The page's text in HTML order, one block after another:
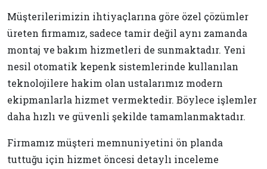
Müşterilerimizin ihtiyaçlarına göre özel çözümler
üreten firmamız, sadece tamir değil aynı zamanda
montaj ve bakım hizmetleri de sunmaktadır. Yeni
nesil otomatik kepenk sistemlerinde kullanılan
teknolojilere hakim olan ustalarımız modern
ekipmanlarla hizmet vermektedir. Böylece işlemler
daha hızlı ve güvenli şekilde tamamlanmaktadır.
Firmamız müşteri memnuniyetini ön planda
tuttuğu için hizmet öncesi detaylı inceleme